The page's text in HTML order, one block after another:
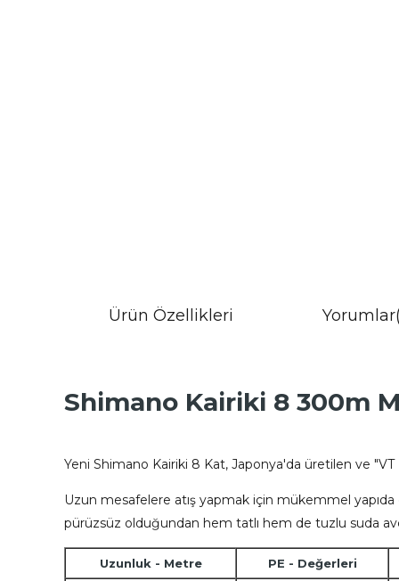
Ürün Özellikleri Yorumlar
Shimano Kairiki 8 300m
Yeni Shimano Kairiki 8 Kat, Japonya'da üretilen ve
Uzun mesafelere atış yapmak için mükemmel
pürüzsüz olduğundan hem tatlı hem de tuzlu suda
Uzunluk - Metre PE - Değerleri